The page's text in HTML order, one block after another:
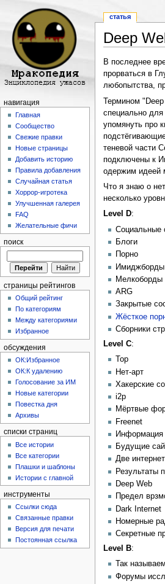
Deep
В последнее
прорваться в
любопытства,
Термином "Deep
специально
упомянуть про
теневой части
подключены к
одержим идеей
Что я знаю о
несколько
Level D:
Социальные
Блоги
Порно
Имиджборды
Мелкоборды
ARG
Закрытые
Жёсткое
Сборники
Level С:
Тор
Нет-арт
Хакерские
i2p
Мёртвые
Freenet
Информация
Будущие
Две
Результаты
Deep Web
Предел
Dark Internet
Номерные
Секретные
Level B:
Так
Форумы
статья
навигация
Главная
Сообщество
Свежие правки
Новые страницы
Добавить историю
Правила добавления
Случайная статья
Хоррор-игротека
Улучшенная галерея
FAQ
Желательные фичи
поиск
страницы рейтингов
Общий рейтинг
По категориям
Между категориями
Избранное
обсуждения
ОК:Избранное
ОК:К удалению
Голосование за ИМ
Новые категории
Повестка дня
Архивы
списки страниц
Все истории
Все категории
Плашки и шаблоны
Истории с главной
инструменты
Ссылки сюда
Связанные правки
Версия для печати
Постоянная ссылка